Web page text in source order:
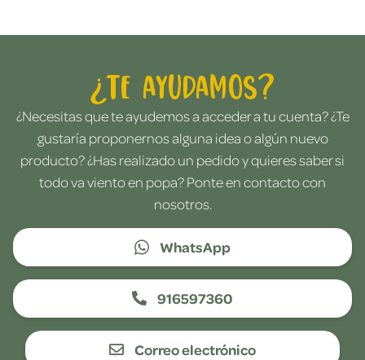
¿Te ayudamos?
¿Necesitas que te ayudemos a acceder a tu cuenta? ¿Te
gustaría proponernos alguna idea o algún nuevo
producto? ¿Has realizado un pedido y quieres saber si
todo va viento en popa? Ponte en contacto con
nosotros.
WhatsApp
916597360
Correo electrónico